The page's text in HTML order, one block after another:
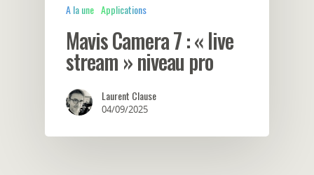
A la une Applications
Mavis Camera 7 : « live
stream » niveau pro
Laurent Clause
04/09/2025